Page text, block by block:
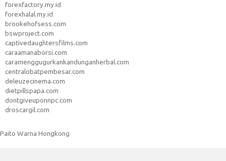
forexfactory.my.id
forexhalal.my.id
brookehofsess.com
bswproject.com
captivedaughtersfilms.com
caraamanaborsi.com
caramenggugurkankandunganherbal.com
centralobatpembesar.com
deleuzecinema.com
dietpillspapa.com
dontgiveuponnpc.com
droscargil.com
Paito Warna Hongkong